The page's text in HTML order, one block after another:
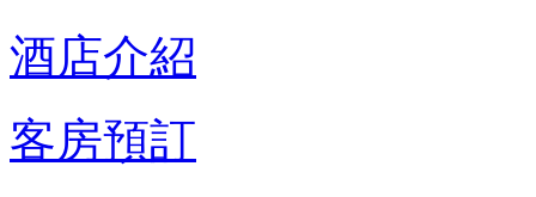
酒店介紹
客房預訂